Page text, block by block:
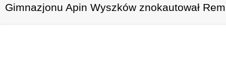
Gimnazjonu Apin Wyszków znokautował